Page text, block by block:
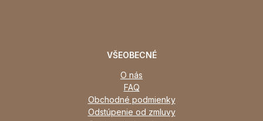
VŠEOBECNÉ
O nás
FAQ
Obchodné podmienky
Odstúpenie od zmluvy